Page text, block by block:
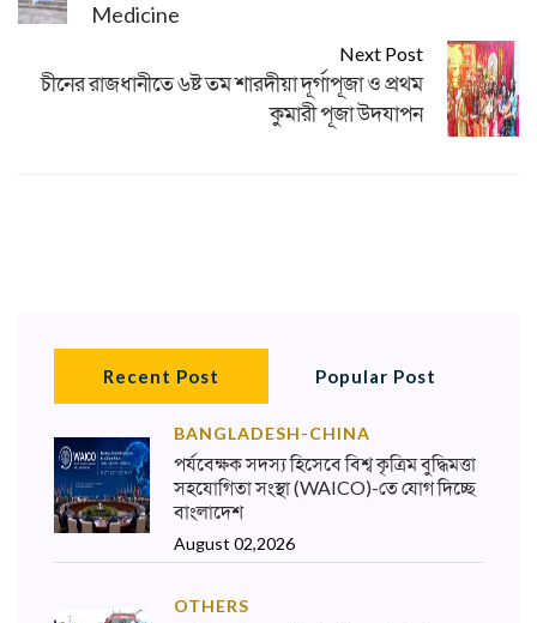
Medicine
Next Post
চীনের রাজধানীতে ৬ষ্ট তম শারদীয়া দূর্গাপূজা ও প্রথম
কুমারী পূজা উদযাপন
Recent Post Popular Post
BANGLADESH-CHINA
পর্যবেক্ষক সদস্য হিসেবে বিশ্ব কৃত্রিম বুদ্ধিমত্তা
সহযোগিতা সংস্থা (WAICO)-তে যোগ দিচ্ছে
বাংলাদেশ
August 02,2026
OTHERS